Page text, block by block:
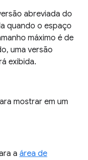
abreviada do
quando o espaço
máximo é de
uma versão
exibida.
mostrar em um
a área de